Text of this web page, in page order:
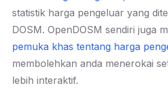
statistik harga pengeluar yang
DOSM. OpenDOSM sendiri juga
pemuka khas tentang harga
membolehkan anda menerokai
lebih interaktif.